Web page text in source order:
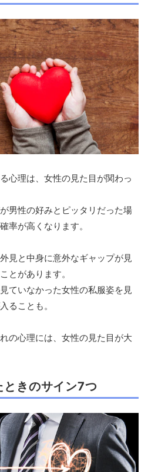
心理は、女性の見た目が関わっ
男性の好みとピッタリだった場
率が高くなります。
見と中身に意外なギャップが見
とがあります。
ていなかった女性の私服姿を見
ることも。
の心理には、女性の見た目が大
きのサイン7つ